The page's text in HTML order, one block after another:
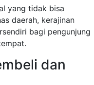
yang tidak bisa
daerah, kerajinan
bagi pengunjung
dan